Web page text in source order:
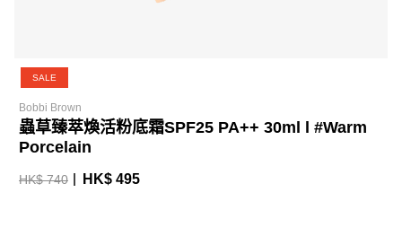
SALE
Bobbi Brown
蟲草臻萃煥活粉底霜SPF25 PA++ 30ml l #Warm
Porcelain
HK$ 740 HK$ 495